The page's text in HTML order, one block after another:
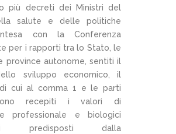
più decreti dei Ministri del
salute e delle politiche
con la Conferenza
per i rapporti tra lo Stato, le
province autonome, sentiti il
sviluppo economico, il
cui al comma 1 e le parti
recepiti i valori di
professionale e biologici
predisposti dalla